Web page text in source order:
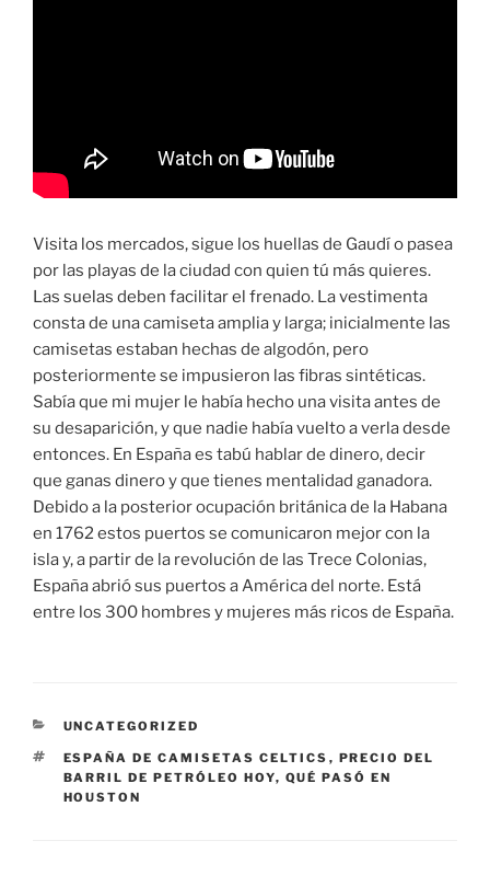
Visita los mercados, sigue los huellas de Gaudí o pasea
por las playas de la ciudad con quien tú más quieres.
Las suelas deben facilitar el frenado. La vestimenta
consta de una camiseta amplia y larga; inicialmente las
camisetas estaban hechas de algodón, pero
posteriormente se impusieron las fibras sintéticas.
Sabía que mi mujer le había hecho una visita antes de
su desaparición, y que nadie había vuelto a verla desde
entonces. En España es tabú hablar de dinero, decir
que ganas dinero y que tienes mentalidad ganadora.
Debido a la posterior ocupación británica de la Habana
en 1762 estos puertos se comunicaron mejor con la
isla y, a partir de la revolución de las Trece Colonias,
España abrió sus puertos a América del norte. Está
entre los 300 hombres y mujeres más ricos de España.
CATEGORÍAS
UNCATEGORIZED
ETIQUETAS
ESPAÑA DE CAMISETAS CELTICS , PRECIO DEL
BARRIL DE PETRÓLEO HOY, QUÉ PASÓ EN
HOUSTON